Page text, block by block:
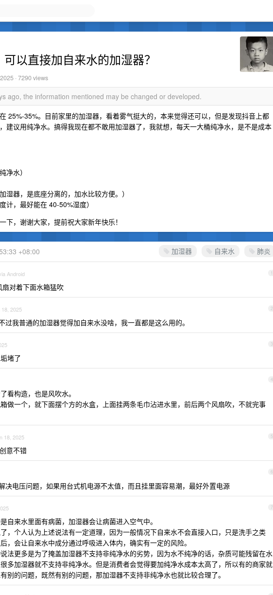
以直接加自来水的加湿器？
· 7290 views
ago, the information mentioned may be changed or developed.
25%-35%。目前家里的加湿器，看着雾气挺大的，本来觉得还可以，但是发现抖音上都
建议用纯净水。搞得我现在都不敢用加湿器了，我就想，每天一大桶纯净水，是不是成本
净水）
湿器，是底座分离的，加水比较方便。）
计，最好能在 40-50%湿度）
下，谢谢大家，提前祝大家新年快乐！
加湿器 自来水 肺炎
+08:00
1
Android
对着下面水箱猛吹
2
2025
过我普通的加湿器觉得加自来水没啥，我一直都是这么用的。
3
堵了
4
看构造，也是风吹水。
做一个，就下面摆个方的水盒，上面挂两条毛巾沾进水里，前后两个风扇吹，不就完事
5
18, 2025
意不错
6
决电压问题，如果用台式机电源不太值，而且挂里面容易潮，最好外置电源
7
自来水里面有病菌，加湿器会让病菌进入空气中。
，个人认为上述说法有一定道理，因为一般情况下自来水不会直接入口，只是洗手之类
，会让自来水中成分通过呼吸进入体内，确实有一定的风险。
法更多是为了掩盖加湿器不支持非纯净水的劣势，因为水不纯净的话，杂质可能残留在水
多加湿器就不支持非纯净水。但是消费者会觉得要加纯净水成本太高了，所以有的商家就
别的问题，既然有别的问题，那加湿器不支持非纯净水也就比较合理了。